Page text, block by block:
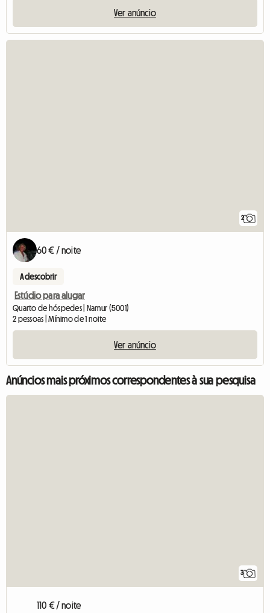
Ver anúncio
2
60 € / noite
A descobrir
Estúdio para alugar
Quarto de hóspedes | Namur (5001)
2 pessoas | Mínimo de 1 noite
Ver anúncio
Anúncios mais próximos correspondentes à sua pesquisa
3
110 € / noite